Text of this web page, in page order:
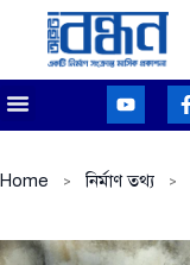
Home নির্মাণ তথ্য